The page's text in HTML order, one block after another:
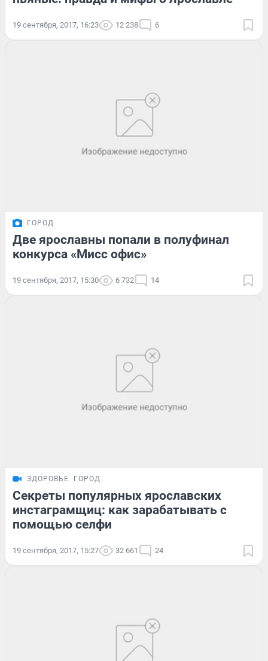
19 сентября, 2017, 16:23 12 238 6
ГОРОД
Две ярославны попали в полуфинал
конкурса «Мисс офис»
19 сентября, 2017, 15:30 6 732 14
ЗДОРОВЬЕ ГОРОД
Секреты популярных ярославских
инстаграмщиц: как зарабатывать с
помощью селфи
19 сентября, 2017, 15:27 32 661 24